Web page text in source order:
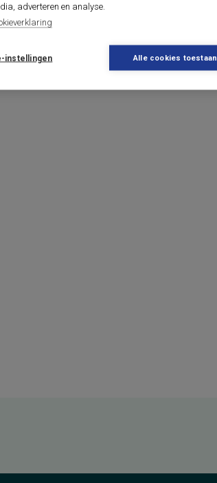
adverteren en analyse.
instellingen Alle cookies toestaan